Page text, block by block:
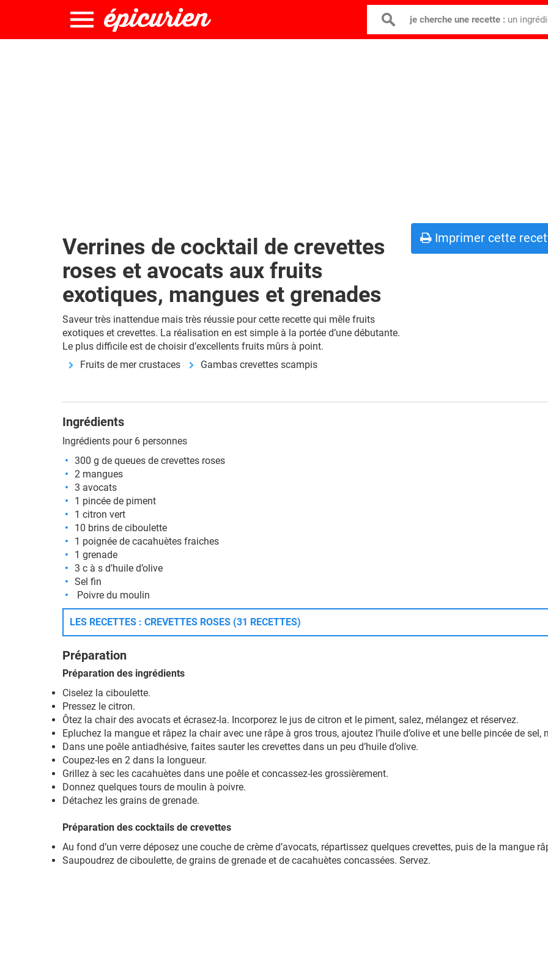
je cherche une recette : un
Verrines de cocktail de crevettes
roses et avocats aux fruits
exotiques, mangues et grenades
Saveur très inattendue mais très réussie pour cette recette qui mêle fruits
exotiques et crevettes. La réalisation en est simple à la portée d’une débutante.
Le plus difficile est de choisir d’excellents fruits mûrs à point.
Fruits de mer crustaces
Gambas crevettes scampis
Imprimer cette
Ingrédients
Ingrédients pour 6 personnes
300 g de queues de crevettes roses
2 mangues
3 avocats
1 pincée de piment
1 citron vert
10 brins de ciboulette
1 poignée de cacahuètes fraiches
1 grenade
3 c à s d’huile d’olive
Sel fin
Poivre du moulin
LES RECETTES : CREVETTES ROSES (31 RECETTES)
Préparation
Préparation des ingrédients
Ciselez la ciboulette.
Pressez le citron.
Ôtez la chair des avocats et écrasez-la. Incorporez le jus de citron et le piment, salez, mélangez et réservez.
Epluchez la mangue et râpez la chair avec une râpe à gros trous, ajoutez l’huile d’olive et une belle pincée de sel,
Dans une poêle antiadhésive, faites sauter les crevettes dans un peu d’huile d’olive.
Coupez-les en 2 dans la longueur.
Grillez à sec les cacahuètes dans une poêle et concassez-les grossièrement.
Donnez quelques tours de moulin à poivre.
Détachez les grains de grenade.
Préparation des cocktails de crevettes
Au fond d’un verre déposez une couche de crème d’avocats, répartissez quelques crevettes, puis de la mangue
Saupoudrez de ciboulette, de grains de grenade et de cacahuètes concassées. Servez.